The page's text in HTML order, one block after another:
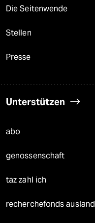
Die Seitenwende
Stellen
Presse
Unterstützen
abo
genossenschaft
taz zahl ich
recherchefonds ausland